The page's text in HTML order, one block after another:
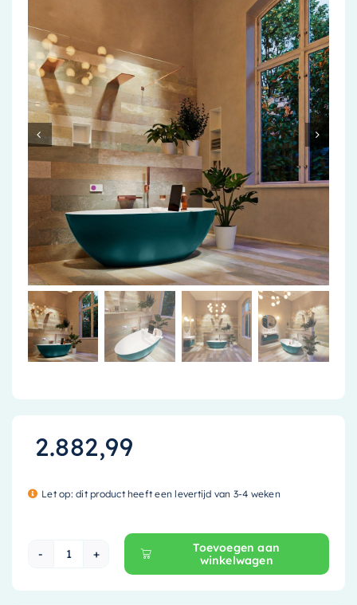
Accessoires
Installatiemateriaal
Klimaatbeheersing
Tegels
2.882,99
Let op: dit product heeft een levertijd van 3-4 weken
Mondiaz Vrijstaand bad Float - 170x80cm -
Toevoegen aan
winkelwagen